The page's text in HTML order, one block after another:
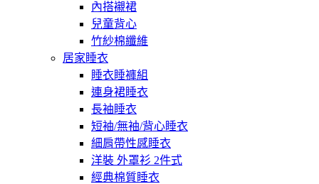
內搭襯裙
兒童背心
竹紗棉纖維
居家睡衣
睡衣睡褲組
連身裙睡衣
長袖睡衣
短袖/無袖/背心睡衣
細肩帶性感睡衣
洋裝 外罩衫 2件式
經典棉質睡衣